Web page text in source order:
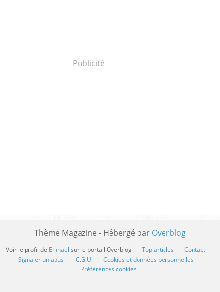
Publicité
Thème Magazine - Hébergé par Overblog
Voir le profil de Emnael sur le portail Overblog Top articles
Contact
Signaler un abus
C.G.U.
Cookies et données personnelles
Préférences cookies